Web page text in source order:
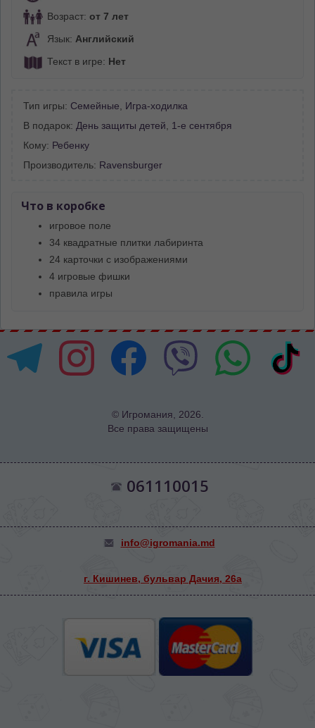
Возраст: от 7 лет
Язык: Английский
Текст в игре: Нет
Тип игры: Семейные
Игра-ходилка
В подарок: День защиты детей
1-е сентября
Кому: Ребенку
Производитель: Ravensburger
Что в коробке
игровое поле
34 квадратные плитки лабиринта
24 карточки с изображениями
4 игровые фишки
правила игры
© Игромания, 2026.
Все права защищены
061110015
info@igromania.md
г. Кишинев, бульвар Дачия, 26а